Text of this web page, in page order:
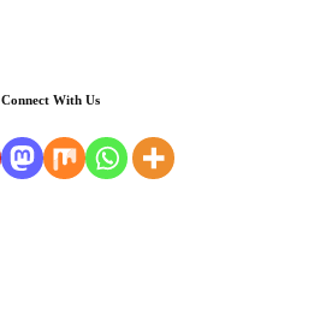
Connect With Us